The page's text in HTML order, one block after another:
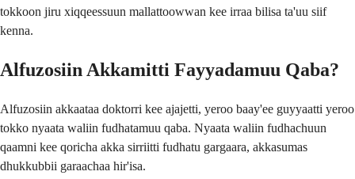
tokkoon jiru xiqqeessuun mallattoowwan kee irraa bilisa ta'uu siif
kenna.
Alfuzosiin Akkamitti Fayyadamuu Qaba?
Alfuzosiin akkaataa doktorri kee ajajetti, yeroo baay'ee guyyaatti yeroo
tokko nyaata waliin fudhatamuu qaba. Nyaata waliin fudhachuun
qaamni kee qoricha akka sirriitti fudhatu gargaara, akkasumas
dhukkubbii garaachaa hir'isa.